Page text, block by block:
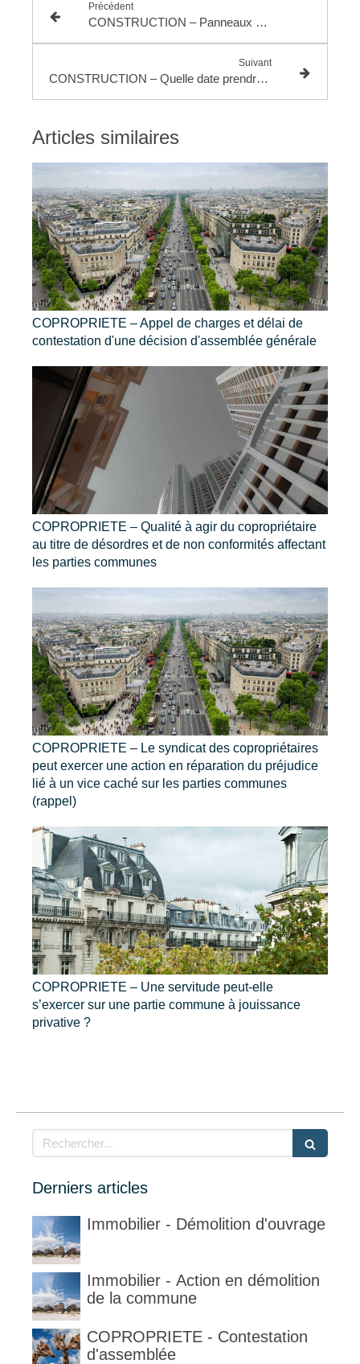
Précédent
CONSTRUCTION – Panneaux photovoltaïques incorporés à la toiture et garantie décennale
Suivant
CONSTRUCTION – Quelle date prendre en compte pour la révision du prix du CCMI ?
Articles similaires
COPROPRIETE – Appel de charges et délai de
contestation d'une décision d'assemblée générale
COPROPRIETE – Qualité à agir du copropriétaire
au titre de désordres et de non conformités affectant
les parties communes
COPROPRIETE – Le syndicat des copropriétaires
peut exercer une action en réparation du préjudice
lié à un vice caché sur les parties communes
(rappel)
COPROPRIETE – Une servitude peut-elle
s’exercer sur une partie commune à jouissance
privative ?
Rechercher
Derniers articles
Immobilier - Démolition d'ouvrage
Immobilier - Action en démolition
de la commune
COPROPRIETE - Contestation
d'assemblée